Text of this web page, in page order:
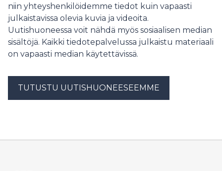
niin yhteyshenkilöidemme tiedot kuin vapaasti
julkaistavissa olevia kuvia ja videoita.
Uutishuoneessa voit nähdä myös sosiaalisen median
sisältöjä. Kaikki tiedotepalvelussa julkaistu materiaali
on vapaasti median käytettävissä.
TUTUSTU UUTISHUONEESEEMME